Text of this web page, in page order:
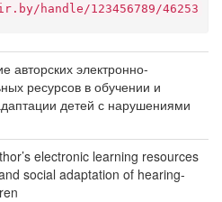
handle/123456789/46253
авторских электронно-
ресурсов в обучении и
детей с нарушениями
electronic learning resources
social adaptation of hearing-